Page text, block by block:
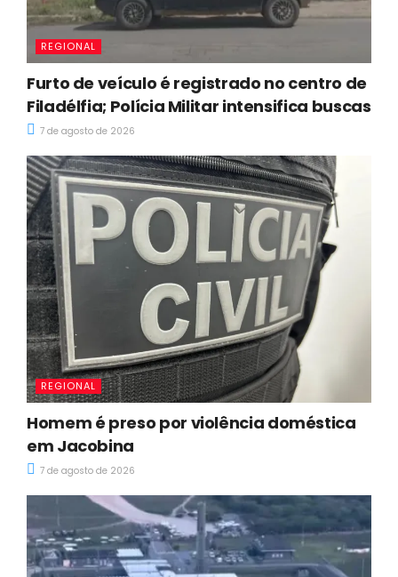
REGIONAL
Furto de veículo é registrado no centro de
Filadélfia; Polícia Militar intensifica buscas
7 de agosto de 2026
REGIONAL
Homem é preso por violência doméstica
em Jacobina
7 de agosto de 2026